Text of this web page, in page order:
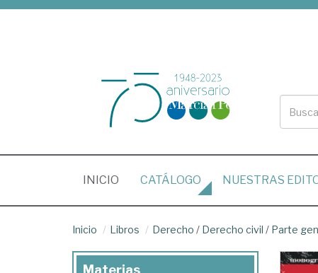
INICIO (CURRENT)
CATÁLOGO NUESTRAS
Inicio Libros Derecho / Derecho civil / Parte
Materias